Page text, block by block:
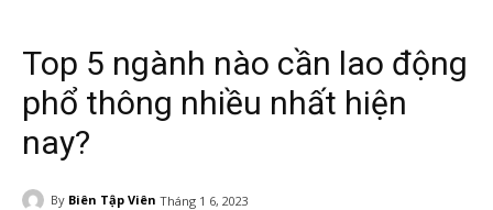
Top 5 ngành nào cần lao động
phổ thông nhiều nhất hiện
nay?
By Biên Tập Viên Tháng 1 6, 2023